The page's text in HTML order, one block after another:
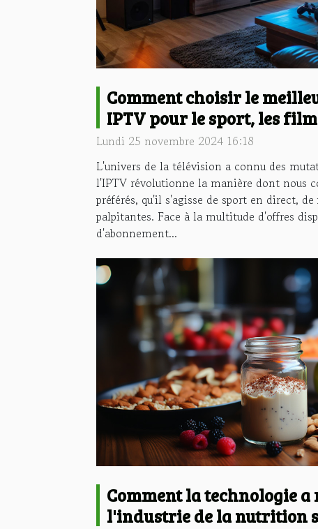
Comment choisir le
IPTV pour le sport, les
Lundi 25 novembre 2024 16:18
L'univers de la télévision a connu des
l'IPTV révolutionne la manière dont nous
préférés, qu'il s'agisse de sport en direct,
palpitantes. Face à la multitude d'offres
d'abonnement...
Comment la technologie
l'industrie de la nutrition